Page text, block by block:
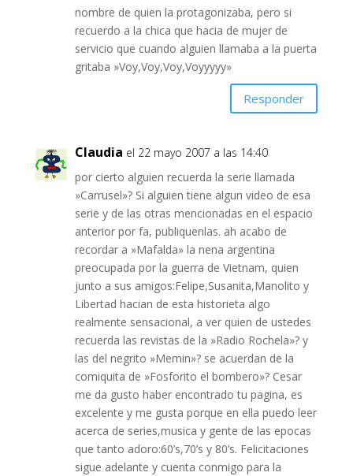
nombre de quien la protagonizaba, pero si
recuerdo a la chica que hacia de mujer de
servicio que cuando alguien llamaba a la puerta
gritaba »Voy,Voy,Voy,Voyyyyy»
Responder
Claudia el 22 mayo 2007 a las 14:40
por cierto alguien recuerda la serie llamada
»Carrusel»? Si alguien tiene algun video de esa
serie y de las otras mencionadas en el espacio
anterior por fa, publiquenlas. ah acabo de
recordar a »Mafalda» la nena argentina
preocupada por la guerra de Vietnam, quien
junto a sus amigos:Felipe,Susanita,Manolito y
Libertad hacian de esta historieta algo
realmente sensacional, a ver quien de ustedes
recuerda las revistas de la »Radio Rochela»? y
las del negrito »Memin»? se acuerdan de la
comiquita de »Fosforito el bombero»? Cesar
me da gusto haber encontrado tu pagina, es
excelente y me gusta porque en ella puedo leer
acerca de series,musica y gente de las epocas
que tanto adoro:60’s,70’s y 80’s. Felicitaciones
sigue adelante y cuenta conmigo para la